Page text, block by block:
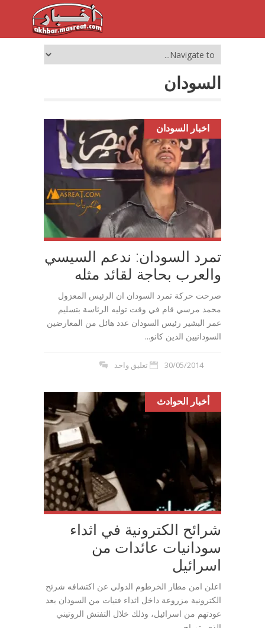
السودان
اخبار السودان
تمرد السودان: ندعم السيسي
والعرب بحاجة لقائد مثله
صرحت حركة تمرد السودان ان الرئيس المعزول
محمد مرسي قام في وقت توليه الرئاسة بتسليم
عمر البشير رئيس السودان عدد هائل من المعارضين
السودانيين الذين كانو...
30/05/2014 تعليق واحد
أخبار الحوادث
شرائح الكترونية في اثداء
سودانيات عائدات من
اسرائيل
اعلن امن مطار الخرطوم الدولي عن اكتشافه شرئح
الكترونية مزروعة داخل اثداء فتيات من السودان بعد
عودتهم من اسرائيل، وذلك خلال التفتش الروتيني